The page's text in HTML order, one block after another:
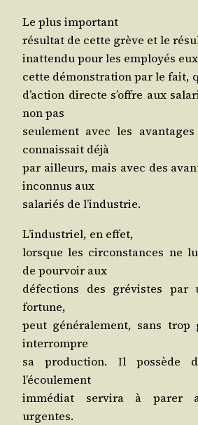
Le plus important
résul­tat de cette grève et le
inat­ten­du pour les employés
cette démons­tra­tion par le fait,
d’ac­tion directe s’offre aux
non pas
seule­ment avec les
connais­sait déjà
par ailleurs, mais avec des
incon­nus aux
sala­riés de l’industrie.
L’in­dus­triel, en effet,
lorsque les cir­cons­tances ne
de pour­voir aux
défec­tions des gré­vistes par
fortune,
peut géné­ra­le­ment, sans trop
interrompre
sa pro­duc­tion. Il pos­sède
l’écoulement
immé­diat ser­vi­ra à parer
urgentes.